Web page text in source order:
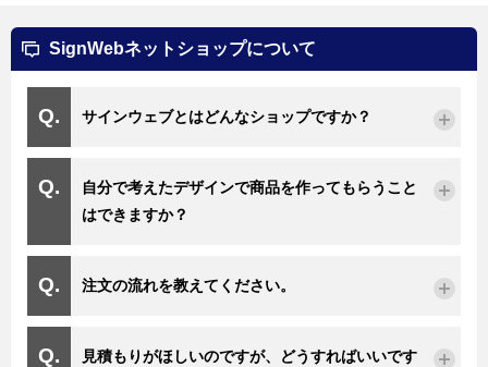
SignWebネットショップについて
サインウェブとはどんなショップですか？
自分で考えたデザインで商品を作ってもらうこと
はできますか？
注文の流れを教えてください。
見積もりがほしいのですが、どうすればいいです